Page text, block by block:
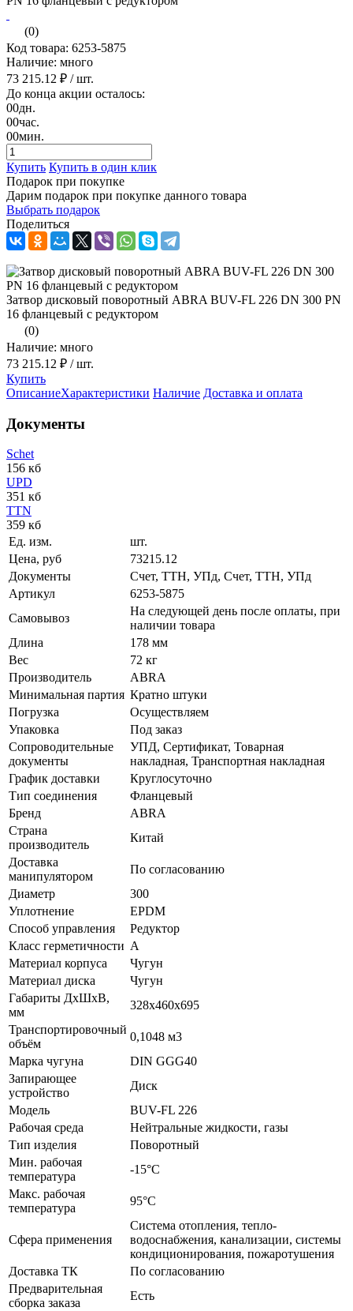
(0)
Код товара: 6253-5875
Наличие: много
73 215.12 ₽ / шт.
До конца акции осталось:
00дн.
00час.
00мин.
Купить Купить в один клик
Подарок при покупке
Дарим подарок при покупке данного товара
Выбрать подарок
Поделиться
Затвор дисковый поворотный ABRA BUV-FL 226 DN 300 PN
16 фланцевый с редуктором
(0)
Наличие: много
73 215.12 ₽ / шт.
Купить
ОписаниеХарактеристики Наличие Доставка и оплата
Документы
Schet
156 кб
UPD
351 кб
TTN
359 кб
Ед. изм.
шт.
Цена, руб
73215.12
Документы
Счет, ТТН, УПд, Счет, ТТН, УПд
Артикул
6253-5875
Самовывоз
На следующей день после оплаты, при
наличии товара
Длина
178 мм
Вес
72 кг
Производитель
ABRA
Минимальная партия Кратно штуки
Погрузка
Осуществляем
Упаковка
Под заказ
Сопроводительные
документы
УПД, Сертификат, Товарная
накладная, Транспортная накладная
График доставки
Круглосуточно
Тип соединения
Фланцевый
Бренд
ABRA
Страна
производитель
Китай
Доставка
манипулятором
По согласованию
Диаметр
300
Уплотнение
EPDM
Способ управления
Редуктор
Класс герметичности А
Материал корпуса
Чугун
Материал диска
Чугун
Габариты ДхШхВ,
мм
328x460x695
Транспортировочный
объём
0,1048 м3
Марка чугуна
DIN GGG40
Запирающее
устройство
Диск
Модель
BUV-FL 226
Рабочая среда
Нейтральные жидкости, газы
Тип изделия
Поворотный
Мин. рабочая
температура
-15°C
Макс. рабочая
температура
95°C
Сфера применения
Система отопления, тепло-
водоснабжения, канализации, системы
кондиционирования, пожаротушения
Доставка ТК
По согласованию
Предварительная
сборка заказа
Есть